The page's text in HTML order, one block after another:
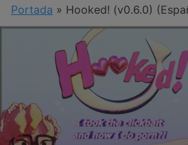
Portada » Hooked! (v0.6.0)